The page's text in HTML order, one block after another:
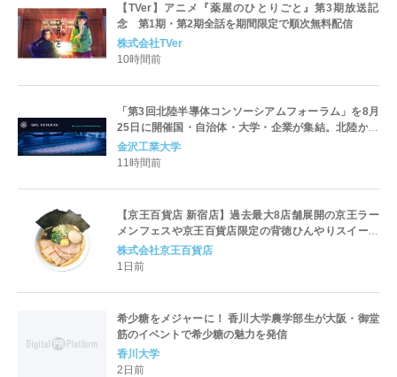
【TVer】アニメ『薬屋のひとりごと』第3期放送記
念 第1期・第2期全話を期間限定で順次無料配信
株式会社TVer
10時間前
「第3回北陸半導体コンソーシアムフォーラム」を8月
25日に開催国・自治体・大学・企業が集結。北陸から
世界に向けた半導体産業の発展とエコシステム形成を
議論
金沢工業大学
11時間前
【京王百貨店 新宿店】過去最大8店舗展開の京王ラー
メンフェスや京王百貨店限定の背徳ひんやりスイーツ
など、実演グルメが充実 過去最長21日間、計90店舗
出店の 「大北海道展」
株式会社京王百貨店
1日前
希少糖をメジャーに！ 香川大学農学部生が大阪・御堂
筋のイベントで希少糖の魅力を発信
香川大学
2日前